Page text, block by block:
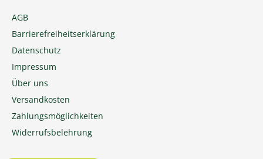
AGB
Barrierefreiheitserklärung
Datenschutz
Impressum
Über uns
Versandkosten
Zahlungsmöglichkeiten
Widerrufsbelehrung